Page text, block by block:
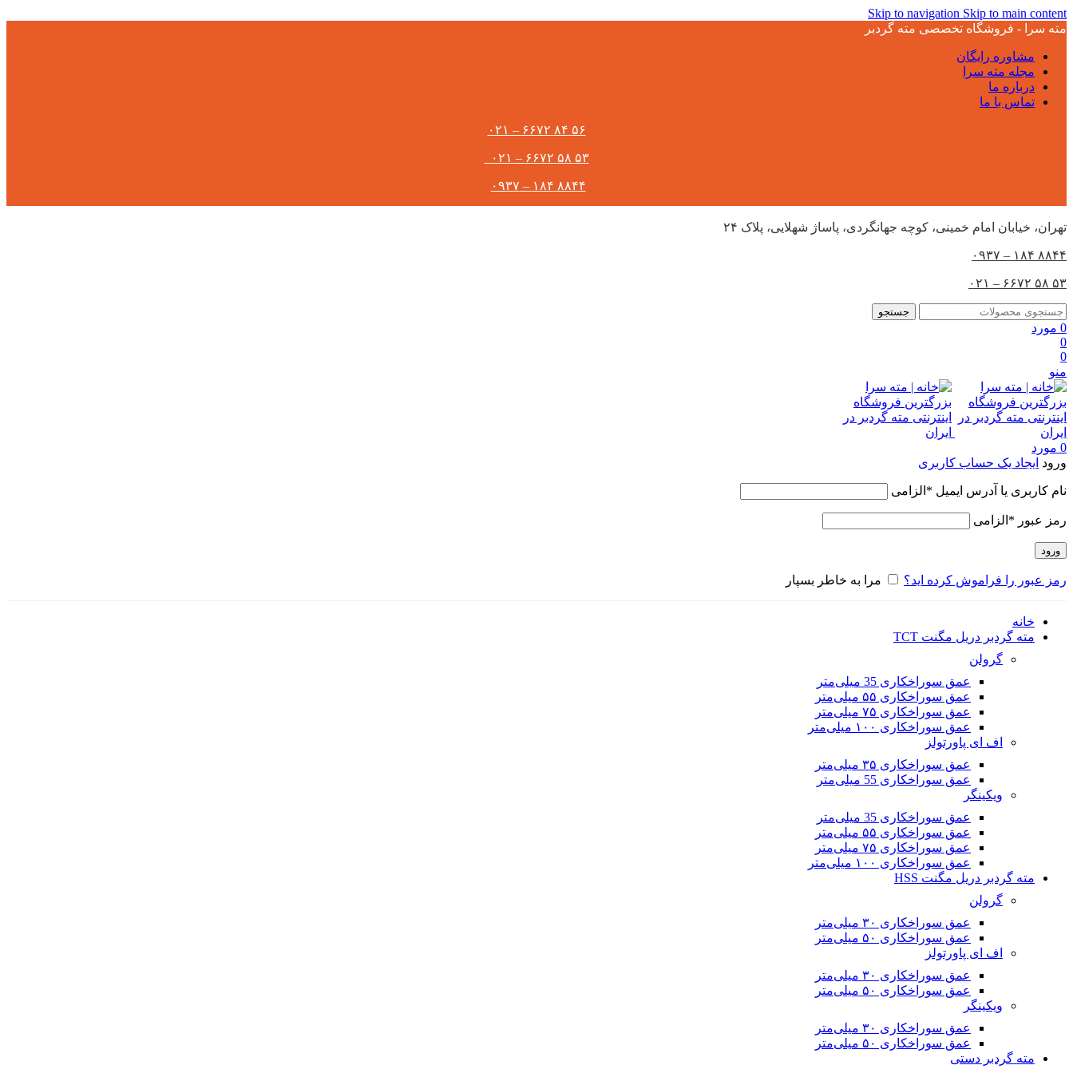
Skip to navigation Skip to main content
مته سرا - فروشگاه تخصصی مته گردبر
مشاوره رایگان
مجله مته سرا
درباره ما
تماس با ما
۵۶ ۸۴ ۶۶۷۲ – ۰۲۱
۵۳ ۵۸ ۶۶۷۲ – ۰۲۱
۸۸۴۴ ۱۸۴ – ۰۹۳۷
تهران،‌ خیابان امام خمینی، کوچه جهانگردی، پاساژ شهلایی، پلاک ۲۴
۸۸۴۴ ۱۸۴ – ۰۹۳۷
۵۳ ۵۸ ۶۶۷۲ – ۰۲۱
جستجو
0 مورد
0
0
منو
0 مورد
ورود ایجاد یک حساب کاربری
نام کاربری یا آدرس ایمیل * الزامی
رمز عبور * الزامی
ورود
رمز عبور را فراموش کرده اید؟ مرا به خاطر بسپار
خانه
مته گردبر دریل مگنت TCT
گرولن
عمق سوراخکاری 35 میلی‌متر
عمق سوراخکاری ۵۵ میلی‌متر
عمق سوراخکاری ۷۵ میلی‌متر
عمق سوراخکاری ۱۰۰ میلی‌متر
اف ای پاورتولز
عمق سوراخکاری ۳۵ میلی‌متر
عمق سوراخکاری 55 میلی‌متر
ویکینگر
عمق سوراخکاری 35 میلی‌متر
عمق سوراخکاری ۵۵ میلی‌متر
عمق سوراخکاری ۷۵ میلی‌متر
عمق سوراخکاری ۱۰۰ میلی‌متر
مته گردبر دریل مگنت HSS
گرولن
عمق سوراخکاری ۳۰ میلی‌متر
عمق سوراخکاری ۵۰ میلی‌متر
اف ای پاورتولز
عمق سوراخکاری ۳۰ میلی‌متر
عمق سوراخکاری ۵۰ میلی‌متر
ویکینگر
عمق سوراخکاری ۳۰ میلی‌متر
عمق سوراخکاری ۵۰ میلی‌متر
مته گردبر دستی